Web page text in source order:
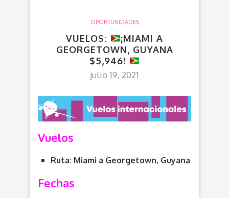
OPORTUNIDADES
VUELOS:
¡MIAMI A
GEORGETOWN, GUYANA
$5,946!
julio 19, 2021
Vuelos
Ruta: Miami a Georgetown, Guyana
Fechas